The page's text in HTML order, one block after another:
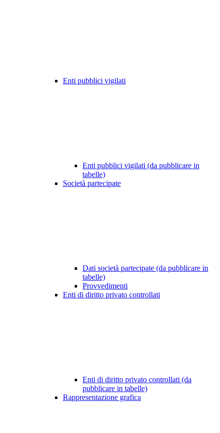
Enti pubblici vigilati
Enti pubblici vigilati (da pubblicare in
tabelle)
Società partecipate
Dati società partecipate (da pubblicare in
tabelle)
Provvedimenti
Enti di diritto privato controllati
Enti di diritto privato controllati (da
pubblicare in tabelle)
Rappresentazione grafica